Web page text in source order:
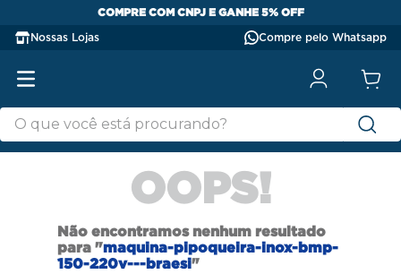
COMPRE COM CNPJ E GANHE 5% OFF
Nossas Lojas Compre pelo Whatsapp
OOPS!
Não encontramos nenhum resultado
para "maquina-pipoqueira-inox-bmp-
150-220v---braesi"